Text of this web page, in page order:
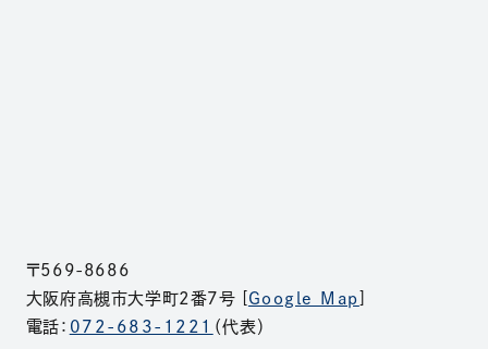
〒569-8686
大阪府高槻市大学町2番7号 [ Google Map
電話： 072-683-1221 （代表）